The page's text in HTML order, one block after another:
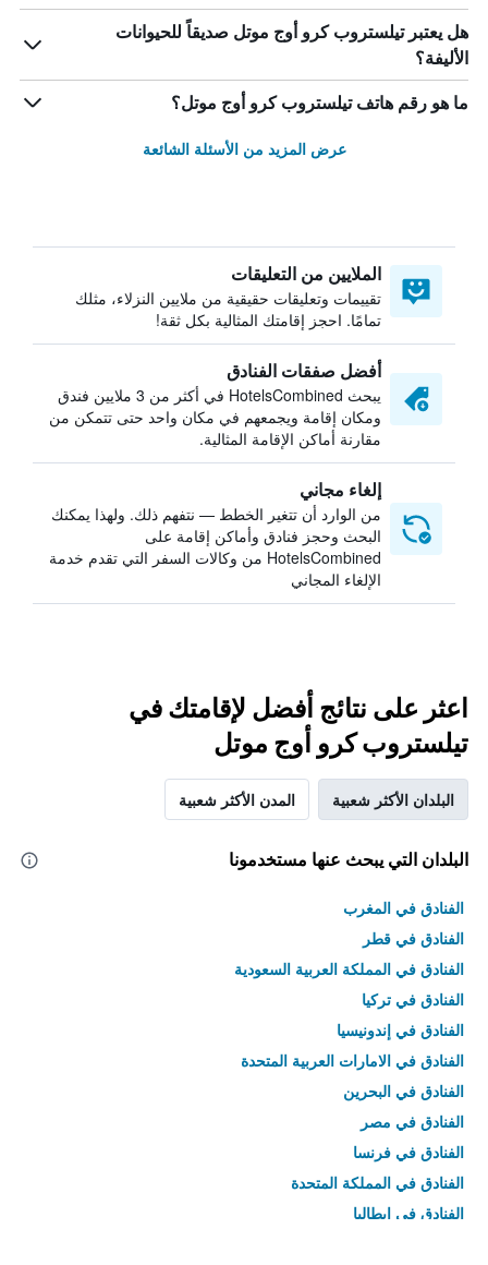
هل يعتبر تيلستروب كرو أوج موتل صديقاً للحيوانات
الأليفة؟
ما هو رقم هاتف تيلستروب كرو أوج موتل؟
عرض المزيد من الأسئلة الشائعة
الملايين من التعليقات
تقييمات وتعليقات حقيقية من ملايين النزلاء، مثلك
تمامًا. احجز إقامتك المثالية بكل ثقة!
أفضل صفقات الفنادق
يبحث HotelsCombined في أكثر من 3 ملايين فندق
ومكان إقامة ويجمعهم في مكان واحد حتى تتمكن من
مقارنة أماكن الإقامة المثالية.
إلغاء مجاني
من الوارد أن تتغير الخطط — نتفهم ذلك. ولهذا يمكنك
البحث وحجز فنادق وأماكن إقامة على
HotelsCombined من وكالات السفر التي تقدم خدمة
الإلغاء المجاني
اعثر على نتائج أفضل لإقامتك في
تيلستروب كرو أوج موتل
البلدان الأكثر شعبية المدن الأكثر شعبية
البلدان التي يبحث عنها مستخدمونا
الفنادق في المغرب
الفنادق في قطر
الفنادق في المملكة العربية السعودية
الفنادق في تركيا
الفنادق في إندونيسيا
الفنادق في الامارات العربية المتحدة
الفنادق في البحرين
الفنادق في مصر
الفنادق في فرنسا
الفنادق في المملكة المتحدة
الفنادق في إيطاليا